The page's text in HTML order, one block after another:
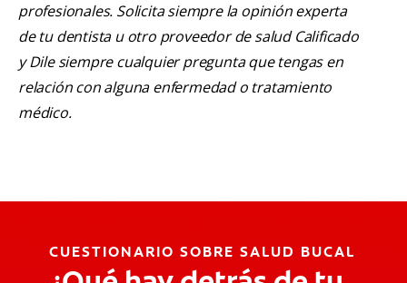
profesionales. Solicita siempre la opinión experta
de tu dentista u otro proveedor de salud Calificado
y Dile siempre cualquier pregunta que tengas en
relación con alguna enfermedad o tratamiento
médico.
CUESTIONARIO SOBRE SALUD BUCAL